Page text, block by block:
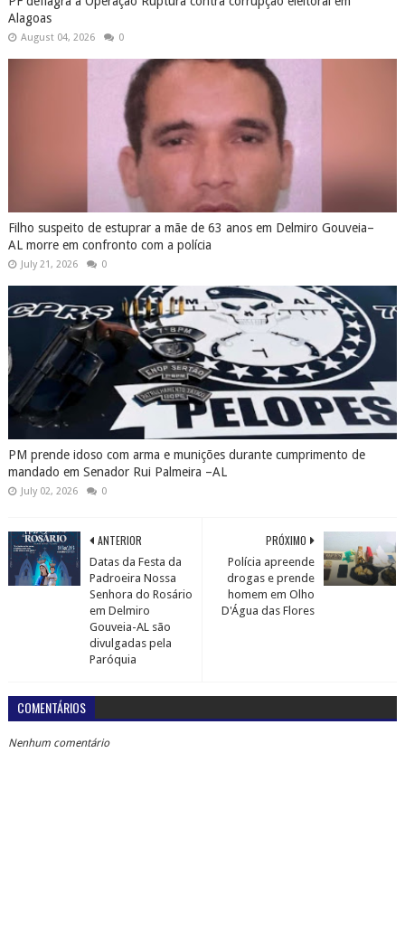
Alagoas
August 04, 2026 0
Filho suspeito de estuprar a mãe de 63 anos em Delmiro Gouveia–
AL morre em confronto com a polícia
July 21, 2026 0
PM prende idoso com arma e munições durante cumprimento de
mandado em Senador Rui Palmeira –AL
July 02, 2026 0
PRÓXIMO
Polícia apreende
drogas e prende
homem em Olho
D'Água das Flores
ANTERIOR
Datas da Festa da
Padroeira Nossa
Senhora do Rosário
em Delmiro
Gouveia-AL são
divulgadas pela
Paróquia
COMENTÁRIOS
Nenhum comentário